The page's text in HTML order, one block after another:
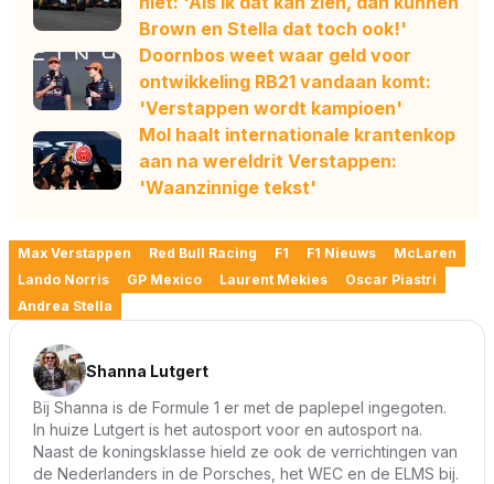
Brown en Stella dat toch ook!'
Doornbos weet waar geld voor
ontwikkeling RB21 vandaan komt:
'Verstappen wordt kampioen'
Mol haalt internationale krantenkop
aan na wereldrit Verstappen:
'Waanzinnige tekst'
Max Verstappen Red Bull Racing F1 F1 Nieuws
McLaren
Lando Norris
GP Mexico Laurent Mekies
Oscar Piastri
Andrea Stella
Shanna Lutgert
Bij Shanna is de Formule 1 er met de paplepel ingegoten.
In huize Lutgert is het autosport voor en autosport na.
Naast de koningsklasse hield ze ook de verrichtingen van
de Nederlanders in de Porsches, het WEC en de ELMS bij.